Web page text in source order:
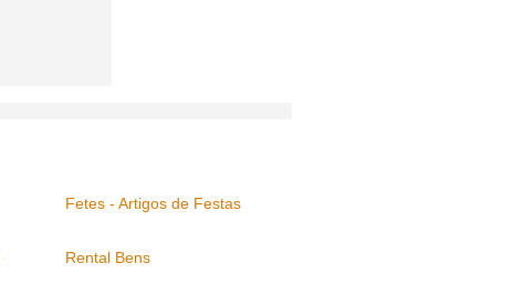
Fetes - Artigos de Festas
Rental Bens